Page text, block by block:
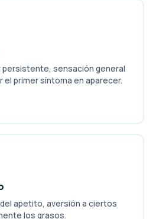
persistente, sensación general
el primer síntoma en aparecer.
apetito, aversión a ciertos
los grasos.